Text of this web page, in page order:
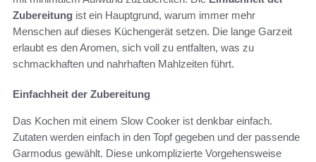
Zubereitung ist ein Hauptgrund, warum immer mehr
Menschen auf dieses Küchengerät setzen. Die lange Garzeit
erlaubt es den Aromen, sich voll zu entfalten, was zu
schmackhaften und nahrhaften Mahlzeiten führt.
Einfachheit der Zubereitung
Das Kochen mit einem Slow Cooker ist denkbar einfach.
Zutaten werden einfach in den Topf gegeben und der passende
Garmodus gewählt. Diese unkomplizierte Vorgehensweise